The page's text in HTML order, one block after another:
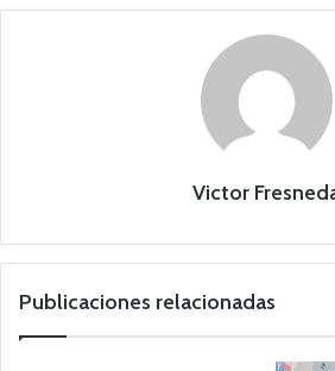
Victor
Publicaciones relacionadas